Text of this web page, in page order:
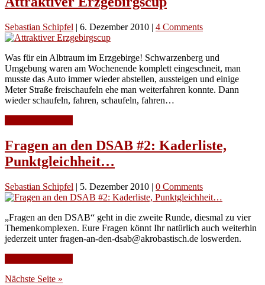
Sebastian Schipfel | 6. Dezember 2010 | 4 Comments
Was für ein Albtraum im Erzgebirge! Schwarzenberg und
Umgebung waren am Wochenende komplett eingeschneit, man
musste das Auto immer wieder abstellen, aussteigen und einige
Meter Straße freischaufeln ehe man weiterfahren konnte. Dann
wieder schaufeln, fahren, schaufeln, fahren…
Fragen an den DSAB #2: Kaderliste,
Punktgleichheit…
Sebastian Schipfel | 5. Dezember 2010 | 0 Comments
„Fragen an den DSAB“ geht in die zweite Runde, diesmal zu vier
Themenkomplexen. Eure Fragen könnt Ihr natürlich auch weiterhin
jederzeit unter fragen-an-den-dsab@akrobastisch.de loswerden.
Nächste Seite »